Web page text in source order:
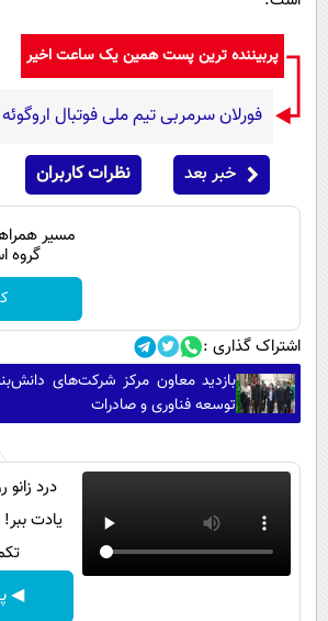
پربیننده ترین پست همین یک ساعت اخیر
فورلان سرمربی تیم ملی فوتبال
خبر بعد نظرات کاربران
مسیر
گروه
اشتراک گذاری :
بازدید معاون مرکز شرکت‌های
توسعه فناوری و صادرات
درد
یادت
◀